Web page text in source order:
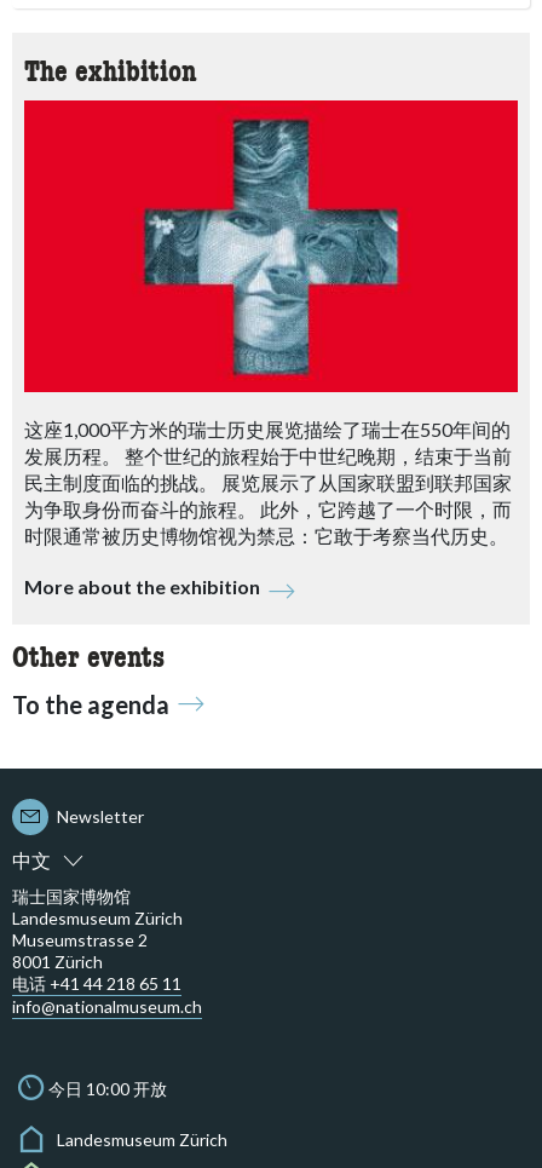
The exhibition
这座1,000平方米的瑞士历史展览描绘了瑞士在550年间的
发展历程。 整个世纪的旅程始于中世纪晚期，结束于当前
民主制度面临的挑战。 展览展示了从国家联盟到联邦国家
为争取身份而奋斗的旅程。 此外，它跨越了一个时限，而
时限通常被历史博物馆视为禁忌：它敢于考察当代历史。
More about the exhibition
Other events
To the agenda
中文
Newsletter
瑞士国家博物馆
Landesmuseum Zürich
Museumstrasse 2
8001 Zürich
电话 +41 44 218 65 11
info@nationalmuseum.ch
今日 10:00 开放
Landesmuseum Zürich